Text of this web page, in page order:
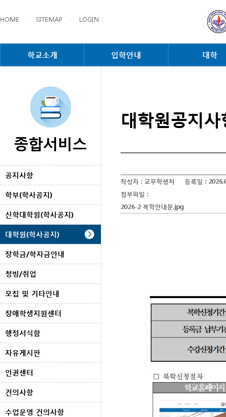
HOME · SITEMAP · LOGIN
학교소개 입학안내 대학
종합서비스
공지사항
학부(학사공지)
신학대학원(학사공지)
대학원(학사공지)
장학금/학자금안내
청빙/취업
모집 및 기타안내
장애학생지원센터
행정서식함
자유게시판
인권센터
건의사항
수업운영 건의사항
대학원공지사
작성자 : 교무학생처 등록일 :
첨부파일 :
2026-2 복학안내문.jpg